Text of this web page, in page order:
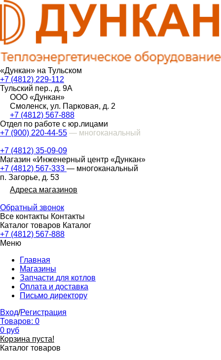
«Дункан» на Тульском
+7 (4812) 229-112
Тульский пер., д. 9А
ООО «Дункан»
Смоленск, ул. Парковая, д. 2
+7 (4812) 567-888
Отдел по работе с юр.лицами
+7 (900) 220-44-55 — многоканальный
+7 (4812) 35-09-09
Магазин «Инженерный центр «Дункан»
+7 (4812) 567-333 — многоканальный
п. Загорье, д. 53
Адреса магазинов
Обратный звонок
Все контакты Контакты
Каталог товаров Каталог
+7 (4812) 567-888
Меню
Главная
Магазины
Запчасти для котлов
Оплата и доставка
Письмо директору
Вход/Регистрация
Товаров: 0
0 руб
Корзина пуста!
Каталог товаров